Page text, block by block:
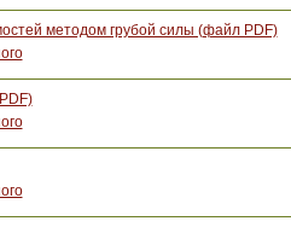
методом грубой силы (файл PDF)